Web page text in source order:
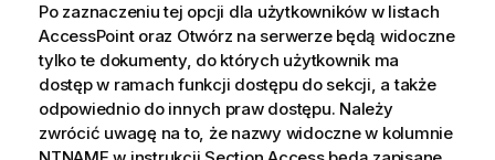
Po zaznaczeniu tej opcji dla użytkowników w listach
AccessPoint oraz Otwórz na serwerze będą widoczne
tylko te dokumenty, do których użytkownik ma
dostęp w ramach funkcji dostępu do sekcji, a także
odpowiednio do innych praw dostępu. Należy
zwrócić uwagę na to, że nazwy widoczne w kolumnie